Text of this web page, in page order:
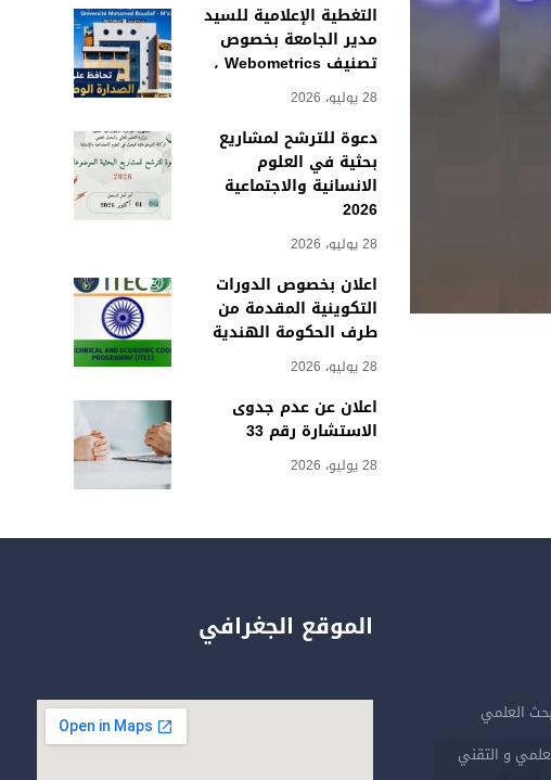
التغطية الإعلامية للسيد
مدير الجامعة بخصوص
تصنيف Webometrics ،
28 يوليو، 2026
دعوة للترشح لمشاريع
بحثية في العلوم
الانسانية والاجتماعية
2026
28 يوليو، 2026
اعلان بخصوص الدورات
التكوينية المقدمة من
طرف الحكومة الهندية
28 يوليو، 2026
اعلان عن عدم جدوى
الاستشارة رقم 33
28 يوليو، 2026
العلمي
و التقني
الموقع الجغرافي